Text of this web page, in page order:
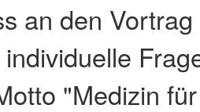
an den
"Medizin